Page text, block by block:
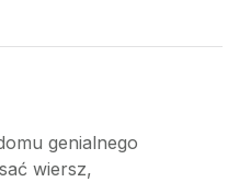
genialnego
wiersz,